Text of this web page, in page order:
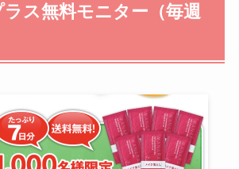
ス無料モニター（毎週